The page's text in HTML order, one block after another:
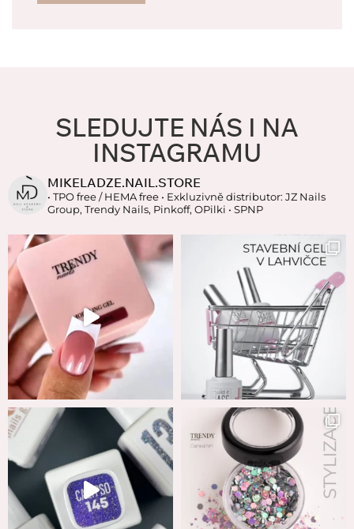
SLEDUJTE NÁS I NA
INSTAGRAMU
MIKELADZE.NAIL.STORE
• TPO free / HEMA free • Exkluzivně distributor: JZ Nails
Group, Trendy Nails, Pinkoff, OPilki • SPNP